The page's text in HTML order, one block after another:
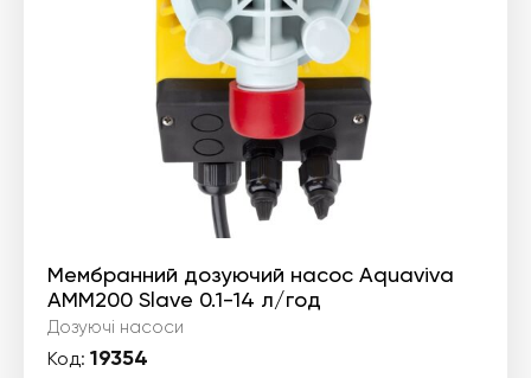
Мембранний дозуючий насос Aquaviva
AMM200 Slave 0.1-14 л/год
Дозуючі насоси
Код: 19354